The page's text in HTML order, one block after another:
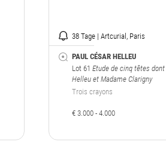
38 Tage | Artcurial, Paris
PAUL CÉSAR HELLEU
Lot 61 Etude de cinq têtes dont
Helleu et Madame Clarigny
Trois crayons
€ 3.000 - 4.000